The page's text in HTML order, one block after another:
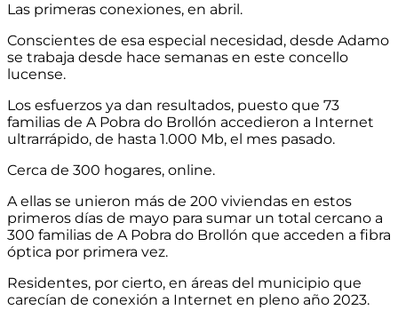
Las primeras conexiones, en abril.
Conscientes de esa especial necesidad, desde Adamo
se trabaja desde hace semanas en este concello
lucense.
Los esfuerzos ya dan resultados, puesto que 73
familias de A Pobra do Brollón accedieron a Internet
ultrarrápido, de hasta 1.000 Mb, el mes pasado.
Cerca de 300 hogares, online.
A ellas se unieron más de 200 viviendas en estos
primeros días de mayo para sumar un total cercano a
300 familias de A Pobra do Brollón que acceden a fibra
óptica por primera vez.
Residentes, por cierto, en áreas del municipio que
carecían de conexión a Internet en pleno año 2023.